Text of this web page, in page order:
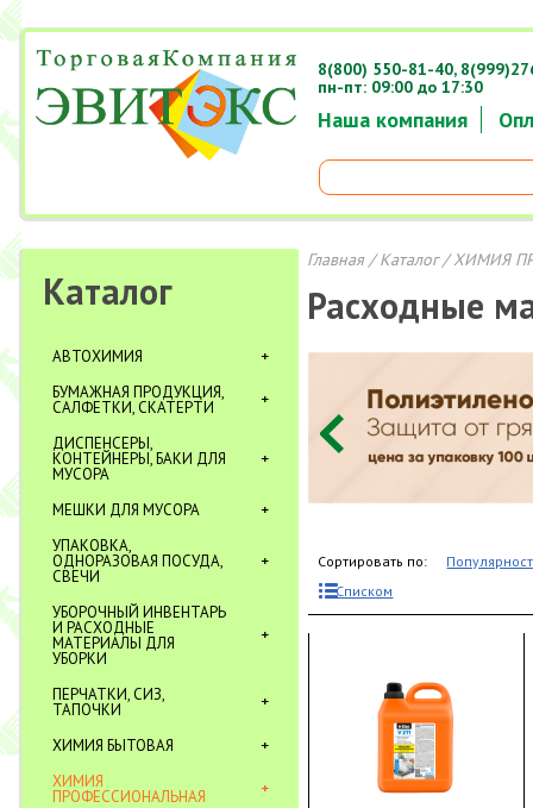
Наша компания
8(800) 550-81-40,
пн-пт: 09:00 до 17:30
Каталог
АВТОХИМИЯ
БУМАЖНАЯ ПРОДУКЦИЯ,
САЛФЕТКИ, СКАТЕРТИ
ДИСПЕНСЕРЫ,
КОНТЕЙНЕРЫ, БАКИ ДЛЯ
МУСОРА
МЕШКИ ДЛЯ МУСОРА
УПАКОВКА,
ОДНОРАЗОВАЯ ПОСУДА,
СВЕЧИ
УБОРОЧНЫЙ ИНВЕНТАРЬ
И РАСХОДНЫЕ
МАТЕРИАЛЫ ДЛЯ
УБОРКИ
ПЕРЧАТКИ, СИЗ,
ТАПОЧКИ
ХИМИЯ БЫТОВАЯ
ХИМИЯ
ПРОФЕССИОНАЛЬНАЯ
Главная/Каталог/ХИМИЯ
Расходные
Сортировать по:
Списком